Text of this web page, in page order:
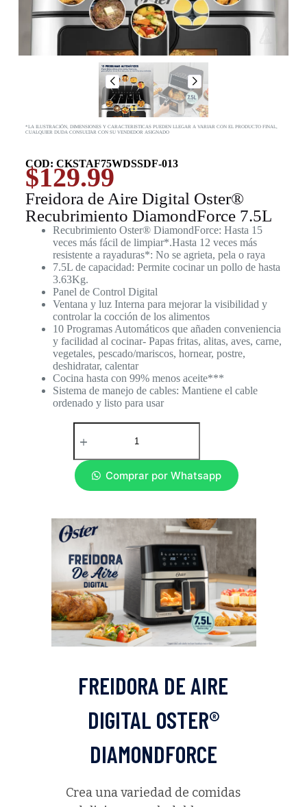
*LA ILUSTRACIÓN, DIMENSIONES Y CARACTERISTICAS PUEDEN LLEGAR A VARIAR CON EL PRODUCTO FINAL,
CUALQUIER DUDA CONSULTAR CON SU VENDEDOR ASIGNADO
COD: CKSTAF75WDSSDF-013
$129.99
Freidora de Aire Digital Oster®
Recubrimiento DiamondForce 7.5L
Recubrimiento Oster® DiamondForce: Hasta 15
veces más fácil de limpiar*.Hasta 12 veces más
resistente a rayaduras*: No se agrieta, pela o raya
7.5L de capacidad: Permite cocinar un pollo de hasta
3.63Kg.
Panel de Control Digital
Ventana y luz Interna para mejorar la visibilidad y
controlar la cocción de los alimentos
10 Programas Automáticos que añaden conveniencia
y facilidad al cocinar- Papas fritas, alitas, aves, carne,
vegetales, pescado/mariscos, hornear, postre,
deshidratar, calentar
Cocina hasta con 99% menos aceite***
Sistema de manejo de cables: Mantiene el cable
ordenado y listo para usar
Comprar por Whatsapp